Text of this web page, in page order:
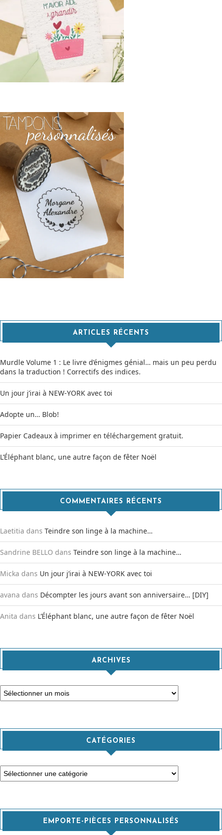
ARTICLES RÉCENTS
Murdle Volume 1 : Le livre d’énigmes génial… mais un peu perdu
dans la traduction ! Correctifs des indices.
Un jour j’irai à NEW-YORK avec toi
Adopte un… Blob!
Papier Cadeaux à imprimer en téléchargement gratuit.
L’Éléphant blanc, une autre façon de fêter Noël
COMMENTAIRES RÉCENTS
Laetitia dans Teindre son linge à la machine…
Sandrine BELLO dans Teindre son linge à la machine…
Micka dans Un jour j’irai à NEW-YORK avec toi
avana dans Décompter les jours avant son anniversaire… [DIY]
Anita dans L’Éléphant blanc, une autre façon de fêter Noël
ARCHIVES
Archives
CATÉGORIES
Catégories
EMPORTE-PIÈCES PERSONNALISÉS